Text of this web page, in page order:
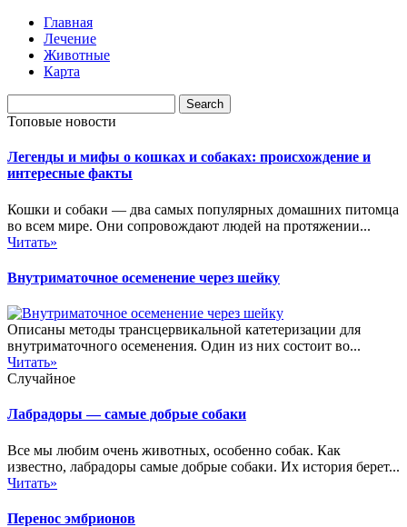
Главная
Лечение
Животные
Карта
Топовые новости
Легенды и мифы о кошках и собаках: происхождение и
интересные факты
Кошки и собаки — два самых популярных домашних питомца
во всем мире. Они сопровождают людей на протяжении...
Читать»
Внутриматочное осеменение через шейку
Описаны методы трансцервикальной катетеризации для
внутриматочного осеменения. Один из них состоит во...
Читать»
Случайное
Лабрадоры — самые добрые собаки
Все мы любим очень животных, особенно собак. Как
известно, лабрадоры самые добрые собаки. Их история берет...
Читать»
Перенос эмбрионов